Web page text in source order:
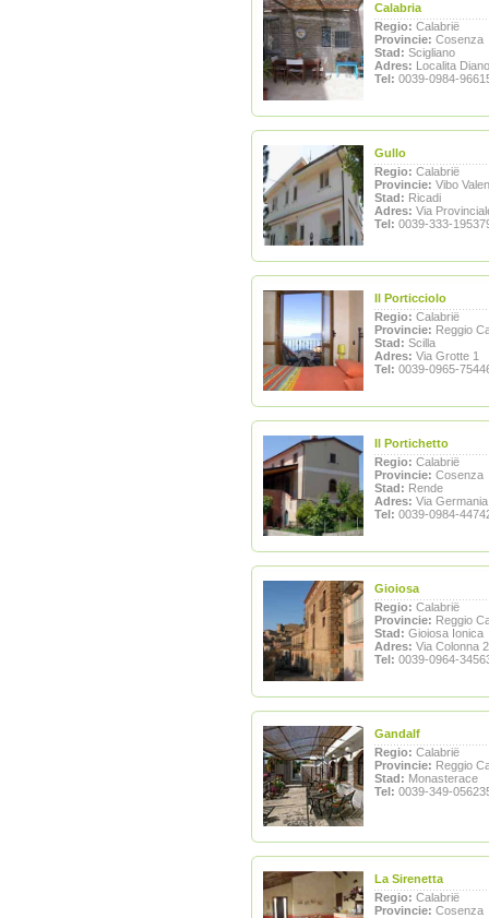
Calabria
Regio: Calabrië
Provincie: Cosenza
Stad: Scigliano
Adres: Localita Diano
Tel: 0039-0984-
Gullo
Regio: Calabrië
Provincie: Vibo
Stad: Ricadi
Adres: Via
Tel: 0039-333-
Il Porticciolo
Regio: Calabrië
Provincie: Reggio
Stad: Scilla
Adres: Via Grotte 1
Tel: 0039-0965-
Il Portichetto
Regio: Calabrië
Provincie: Cosenza
Stad: Rende
Adres: Via
Tel: 0039-0984-
Gioiosa
Regio: Calabrië
Provincie: Reggio
Stad: Gioiosa Ionica
Adres: Via Colonna 2
Tel: 0039-0964-
Gandalf
Regio: Calabrië
Provincie: Reggio
Stad: Monasterace
Tel: 0039-349-
La Sirenetta
Regio: Calabrië
Provincie: Cosenza